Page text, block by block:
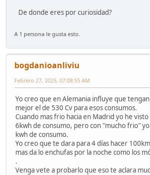
De donde eres por curiosidad?
A 1 persona le gusta esto.
bogdanioanliviu
Febrero 27, 2025, 07:08:55 AM
Yo creo que en Alemania influye que
mejor el de 530 Cv para esos consumos.
Cuando mas frio hacia en Madrid yo he visto
6kwh de consumo, pero con "mucho frio"
kwh de consumo.
Yo creo que te dara para 4 días hacer
mas da lo enchufas por la noche como los
.
Venga vete a probarlo que eso te aclara